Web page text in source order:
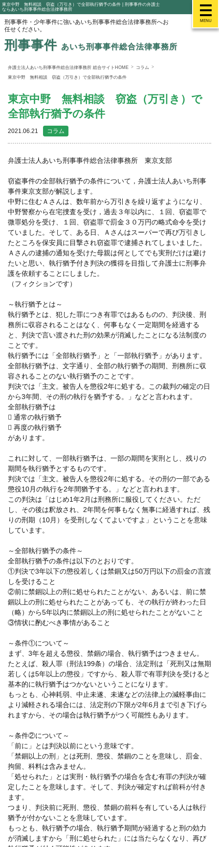
MENU
東京中野 無料相談 窃盗（万引き）で全部執行猶予の条件 | 刑事事件の弁護士
ならあいち刑事事件総合法律事務所
刑事事件・少年事件に強いあいち刑事事件総合法律事務所へお
任せください。
刑事事件 あいち刑事事件総合法律事務所
弁護士法人あいち刑事事件総合法律事務所 総合サイトHOME
コラム
東京中野 無料相談 窃盗（万引き）で全部執行猶予の条件
東京中野 無料相談 窃盗（万引き）で
全部執行猶予の条件
2021.06.21 コラム
弁護士法人あいち刑事事件総合法律事務所 東京支部
窃盗事件の全部執行猶予の条件について，弁護士法人あいち刑事
事件東京支部が解説します。
中野に住むＡさんは、数年前から万引きを繰り返すようになり、
中野警察から在宅捜査を受け，過去３年以内に、１回、窃盗罪で
微罪処分を受け、１回、窃盗罪で罰金３０万円の略式命令を受け
ていました。そして、ある日、Ａさんはスーパーで再び万引きし
たところを保安員に目撃され窃盗罪で逮捕されてしまいました。
Ａさんの逮捕の通知を受けた母親は何としてでも実刑だけは避け
たいと思い、執行猶予付き判決の獲得を目指して弁護士に刑事弁
護を依頼することにしました。
（フィクションです）
～執行猶予とは～
執行猶予とは、犯した罪につき有罪ではあるものの、判決後、刑
務所に収容されることはなく、何事もなく一定期間を経過する
と、判決で言い渡された刑の効果が消滅したことになる法制度の
ことです。
執行猶予には「全部執行猶予」と「一部執行猶予」があります。
全部執行猶予は、文字通り、全部の執行猶予の期間、刑務所に収
容されることのない執行猶予のことです。
判決では「主文。被告人を懲役2年に処する。この裁判の確定の日
から3年間、その刑の執行を猶予する。」などと言われます。
全部執行猶予は
 通常の執行猶予
 再度の執行猶予
があります。
これに対して、一部執行猶予は、一部の期間を実刑とし、残りの
期間を執行猶予とするものです。
判決では「主文。被告人を懲役2年に処する。その刑の一部である
懲役10月の執行を2年間猶予する。」などと言われます。
この判決は「はじめ1年2月は刑務所に服役してください。ただ
し、その後は釈放され、2年間を何事もなく無事に経過すれば、残
りの刑期（10月）を受刑しなくてよいですよ」ということを意味
しています。
～全部執行猶予の条件～
全部執行猶予の条件は以下のとおりです。
①判決で3年以下の懲役若しくは禁錮又は50万円以下の罰金の言渡
しを受けること
②前に禁錮以上の刑に処せられたことがない、あるいは、前に禁
錮以上の刑に処せられたことがあっても、その執行が終わった日
（略）から5年以内に禁錮以上の刑に処せられたことがないこと
③情状に酌むべき事情があること
～条件①について～
まず、3年を超える懲役、禁錮の場合、執行猶予はつきません。
たとえば、殺人罪（刑法199条）の場合、法定刑は「死刑又は無期
若しくは5年以上の懲役」ですから、殺人罪で有罪判決を受けると
基本的に執行猶予はつかないということになります。
もっとも、心神耗弱、中止未遂、未遂などの法律上の減軽事由に
より減軽される場合には、法定刑の下限が2年6月まで引き下げら
れますから、その場合は執行猶予がつく可能性もあります。
～条件②について～
「前に」とは判決以前にという意味です。
「禁錮以上の刑」とは死刑、懲役、禁錮のことを意味し、罰金、
拘留、科料は含みません。
「処せられた」とは実刑・執行猶予の場合を含む有罪の判決が確
定したことを意味します。そして、判決が確定すれば前科が付き
ます。
つまり、判決前に死刑、懲役、禁錮の前科を有している人は執行
猶予が付かないことを意味しています。
もっとも、執行猶予の場合、執行猶予期間が経過すると刑の効力
が消滅しますから「刑に処せられた」には当たらなくなり、再び